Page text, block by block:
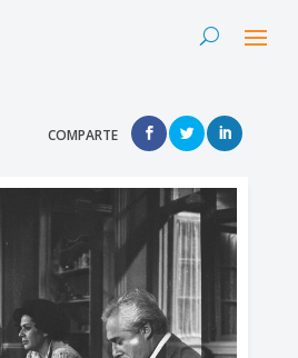
COMPARTE